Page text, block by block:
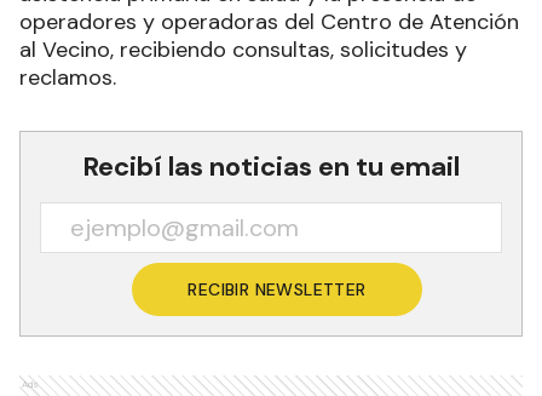
operadores y operadoras del Centro de Atención
al Vecino, recibiendo consultas, solicitudes y
reclamos.
Recibí las noticias en tu email
RECIBIR NEWSLETTER
Ads